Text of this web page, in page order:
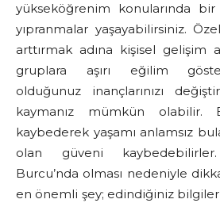
yükseköğrenim konularında bir
yıpranmalar yaşayabilirsiniz.
arttırmak adına kişisel gelişim
gruplara aşırı eğilim
olduğunuz inançlarınızı
kaymanız mümkün olabilir.
kaybederek yaşamı anlamsız
olan güveni
Burcu’nda olması nedeniyle
en önemli şey; edindiğiniz